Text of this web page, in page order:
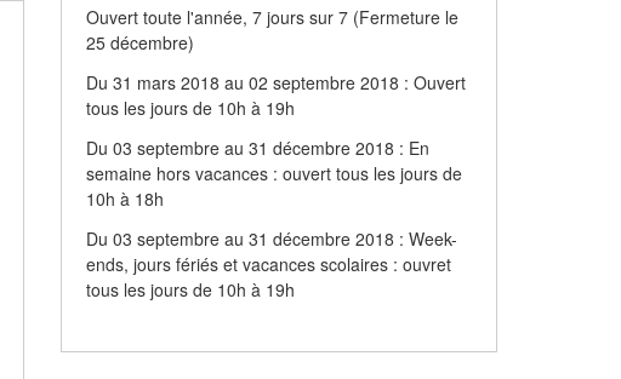
Ouvert toute l'année, 7 jours sur 7 (Fermeture le
25 décembre)
Du 31 mars 2018 au 02 septembre 2018 : Ouvert
tous les jours de 10h à 19h
Du 03 septembre au 31 décembre 2018 : En
semaine hors vacances : ouvert tous les jours de
10h à 18h
Du 03 septembre au 31 décembre 2018 : Week-
ends, jours fériés et vacances scolaires : ouvret
tous les jours de 10h à 19h